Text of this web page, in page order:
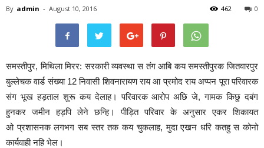
By admin - August 10, 2016 0
462
समस्तीपुर, मिथिला मिरर: सरकारी व्यवस्था स तंग आबि कय समस्तीपुरक जितवारपुर
बुल्लेचक वार्ड संख्या 12 निवासी शिवनारायण राय आ प्रमोद राय अप्पन पूरा परिवारक
संग भूख हड़ताल शुरू कय देलाह। परिवारक आरोप अछि जे, गामक किछु दबंग
हुनकर जमीन हड़पि लेने छन्हि। पीड़ित परिवार के अनुसार एकर शिकायत
ओ प्रशासनक लगभग सब स्तर तक कय चुकलाह, मुदा एखन धरि कतहु स कोनो
कार्यवाही नहि भेल।